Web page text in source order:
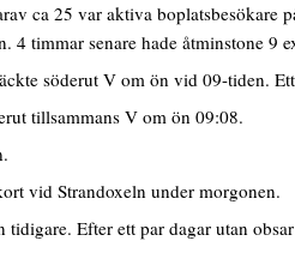
ca 25 var aktiva boplatsbesökare
4 timmar senare hade åtminstone 9
söderut V om ön vid 09-tiden.
tillsammans V om ön 09:08.
vid Strandoxeln under morgonen.
tidigare. Efter ett par dagar utan